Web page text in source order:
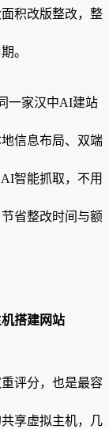
积改版整改，整
。
一家汉中AI建站
信息布局、双端
智能抓取，不用
省整改时间与额
搭建网站
评分，也是最容
享虚拟主机，几